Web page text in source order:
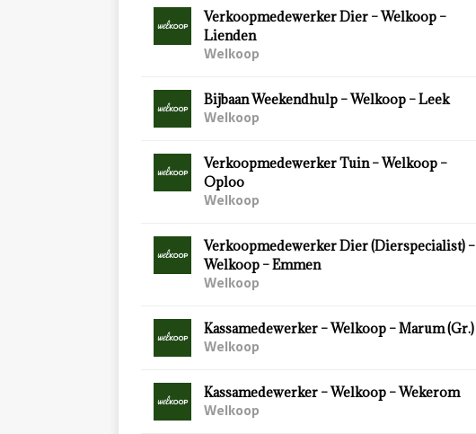
Verkoopmedewerker Dier – Welkoop –
Lienden
Welkoop
Bijbaan Weekendhulp – Welkoop – Leek
Welkoop
Verkoopmedewerker Tuin – Welkoop –
Oploo
Welkoop
Verkoopmedewerker Dier (Dierspecialist) –
Welkoop – Emmen
Welkoop
Kassamedewerker – Welkoop – Marum (Gr.)
Welkoop
Kassamedewerker – Welkoop – Wekerom
Welkoop